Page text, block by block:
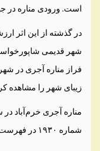
است. ورودی مناره در
در گذشته از این اثر
شهر قدیمی
فراز مناره آجری در
زیبای شهر را مشاهده
شماره ۱۹۳۰ در فهرست آثار ملی ایران با ثبت رسید.